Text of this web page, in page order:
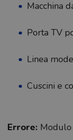
Macchina
Porta TV
Linea
Cuscini e
Errore: Modulo